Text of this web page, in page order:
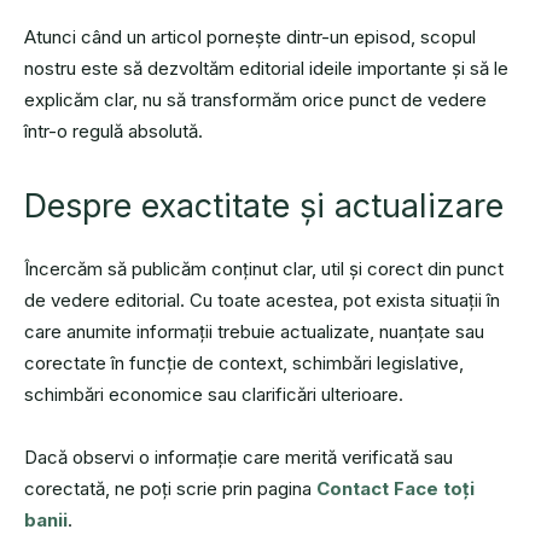
Atunci când un articol pornește dintr-un episod, scopul
nostru este să dezvoltăm editorial ideile importante și să le
explicăm clar, nu să transformăm orice punct de vedere
într-o regulă absolută.
Despre exactitate și actualizare
Încercăm să publicăm conținut clar, util și corect din punct
de vedere editorial. Cu toate acestea, pot exista situații în
care anumite informații trebuie actualizate, nuanțate sau
corectate în funcție de context, schimbări legislative,
schimbări economice sau clarificări ulterioare.
Dacă observi o informație care merită verificată sau
corectată, ne poți scrie prin pagina Contact Face toți
banii.